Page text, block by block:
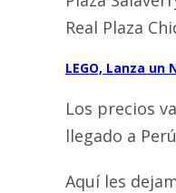
Real Plaza
LEGO, Lanza
Los precios
llegado a
Aquí les